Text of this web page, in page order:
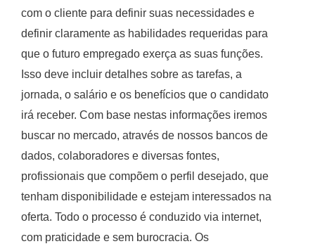
com o cliente para definir suas necessidades e
definir claramente as habilidades requeridas para
que o futuro empregado exerça as suas funções.
Isso deve incluir detalhes sobre as tarefas, a
jornada, o salário e os benefícios que o candidato
irá receber. Com base nestas informações iremos
buscar no mercado, através de nossos bancos de
dados, colaboradores e diversas fontes,
profissionais que compõem o perfil desejado, que
tenham disponibilidade e estejam interessados na
oferta. Todo o processo é conduzido via internet,
com praticidade e sem burocracia. Os